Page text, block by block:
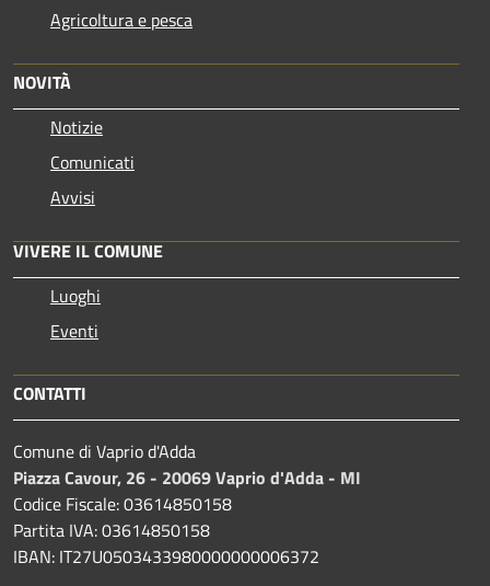
Agricoltura e pesca
NOVITÀ
Notizie
Comunicati
Avvisi
VIVERE IL COMUNE
Luoghi
Eventi
CONTATTI
Comune di Vaprio d'Adda
Piazza Cavour, 26 - 20069 Vaprio d'Adda - MI
Codice Fiscale: 03614850158
Partita IVA: 03614850158
IBAN: IT27U0503433980000000006372